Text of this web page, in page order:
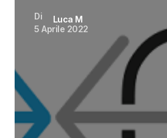
Di
Luca M
5 Aprile 2022